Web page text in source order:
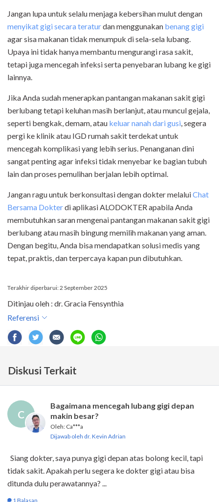
Jangan lupa untuk selalu menjaga kebersihan mulut dengan
menyikat gigi secara teraturdan menggunakan benang gigi
agar sisa makanan tidak menumpuk di sela-sela lubang.
Upaya ini tidak hanya membantu mengurangi rasa sakit,
tetapi juga mencegah infeksi serta penyebaran lubang ke gigi
lainnya.
Jika Anda sudah menerapkan pantangan makanan sakit gigi
berlubang tetapi keluhan masih berlanjut, atau muncul gejala,
seperti bengkak, demam, atau keluar nanah dari gusi , segera
pergi ke klinik atau IGD rumah sakit terdekat untuk
mencegah komplikasi yang lebih serius. Penanganan dini
sangat penting agar infeksi tidak menyebar ke bagian tubuh
lain dan proses pemulihan berjalan lebih optimal.
Jangan ragu untuk berkonsultasi dengan dokter melaluiChat
Bersama Dokterdi aplikasi ALODOKTER apabila Anda
membutuhkan saran mengenai pantangan makanan sakit gigi
berlubang atau masih bingung memilih makanan yang aman.
Dengan begitu, Anda bisa mendapatkan solusi medis yang
tepat, praktis, dan terpercaya kapan pun dibutuhkan.
Terakhir diperbarui: 2 September 2025